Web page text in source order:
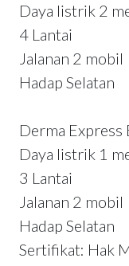
Daya listrik 2
4 Lantai
Jalanan 2 mobil
Hadap Selatan
Derma Express
Daya listrik 1
3 Lantai
Jalanan 2 mobil
Hadap Selatan
Sertifikat: Hak